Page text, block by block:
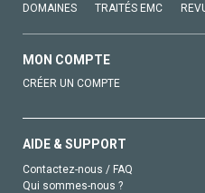
DOMAINES TRAITÉS EMC
MON COMPTE
CRÉER UN COMPTE
AIDE & SUPPORT
Contactez-nous / FAQ
Qui sommes-nous ?